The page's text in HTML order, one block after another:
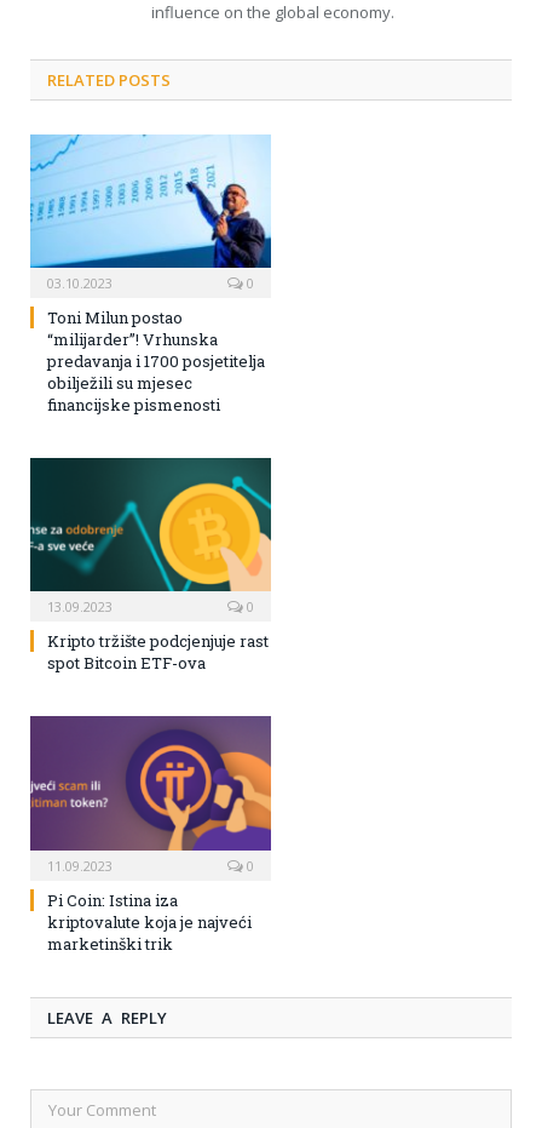
influence on the global economy.
RELATED POSTS
03.10.2023 0
Toni Milun postao
“milijarder”! Vrhunska
predavanja i 1700 posjetitelja
obilježili su mjesec
financijske pismenosti
13.09.2023 0
Kripto tržište podcjenjuje rast
spot Bitcoin ETF-ova
11.09.2023 0
Pi Coin: Istina iza
kriptovalute koja je najveći
marketinški trik
LEAVE A REPLY